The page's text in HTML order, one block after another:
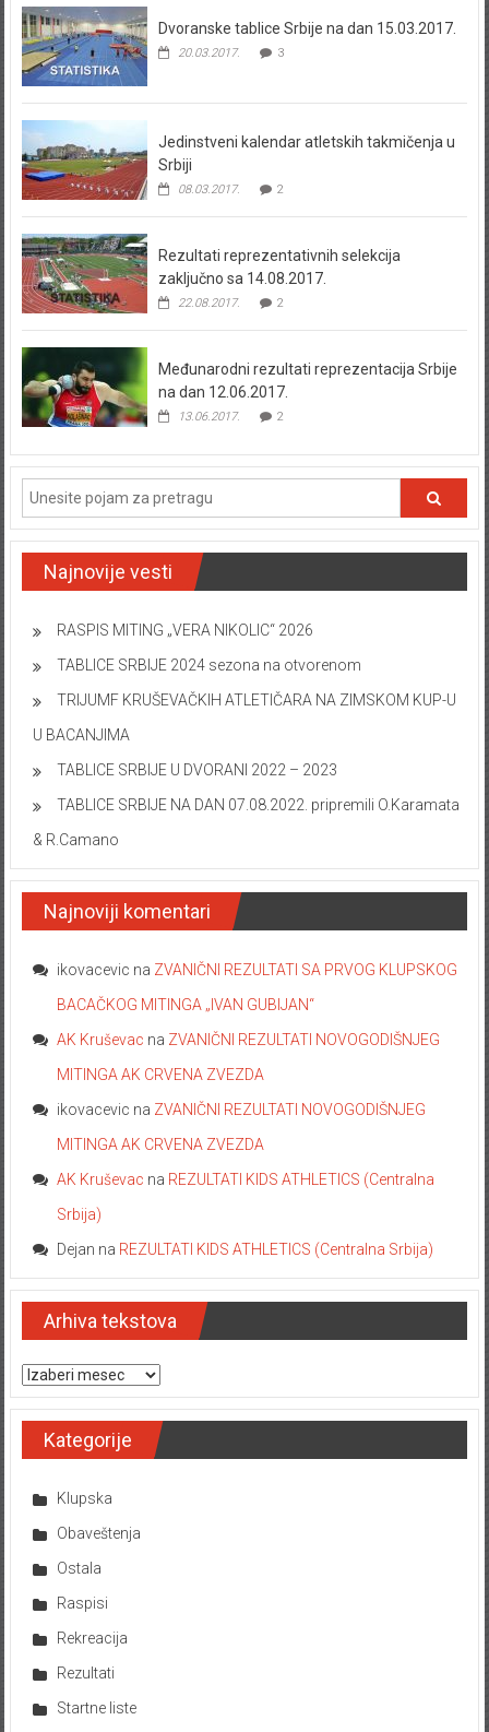
Dvoranske tablice Srbije na dan 15.03.2017.
20.03.2017. 3
Jedinstveni kalendar atletskih takmičenja u
Srbiji
08.03.2017. 2
Rezultati reprezentativnih selekcija
zaključno sa 14.08.2017.
22.08.2017. 2
Međunarodni rezultati reprezentacija Srbije
na dan 12.06.2017.
13.06.2017. 2
Najnovije vesti
RASPIS MITING „VERA NIKOLIC“ 2026
TABLICE SRBIJE 2024 sezona na otvorenom
TRIJUMF KRUŠEVAČKIH ATLETIČARA NA ZIMSKOM KUP-U
U BACANJIMA
TABLICE SRBIJE U DVORANI 2022 – 2023
TABLICE SRBIJE NA DAN 07.08.2022. pripremili O.Karamata
& R.Camano
Najnoviji komentari
ikovacevic na ZVANIČNI REZULTATI SA PRVOG KLUPSKOG
BACAČKOG MITINGA „IVAN GUBIJAN“
AK Kruševac na ZVANIČNI REZULTATI NOVOGODIŠNJEG
MITINGA AK CRVENA ZVEZDA
ikovacevic na ZVANIČNI REZULTATI NOVOGODIŠNJEG
MITINGA AK CRVENA ZVEZDA
AK Kruševac na REZULTATI KIDS ATHLETICS (Centralna
Srbija)
Dejan na REZULTATI KIDS ATHLETICS (Centralna Srbija)
Arhiva tekstova
Arhiva tekstova
Kategorije
Klupska
Obaveštenja
Ostala
Raspisi
Rekreacija
Rezultati
Startne liste